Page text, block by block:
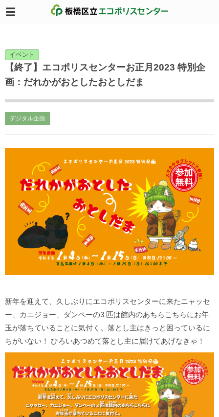
イベント
【終了】エコポリスセンターお正月2023 特別企
画：だれかがおとしたおとしだま
デジタル企画
新年を迎えて、久しぶりにエコポリスセンターに来たニャッセ
ー、カニジョー、ダンペーの3 匹は館内のあちらこちらにお年
玉が落ちていることに気付く。落とし主はきっと困っているに
ちがいない！ ひろいあつめて落とし主に届けてあげなきゃ！